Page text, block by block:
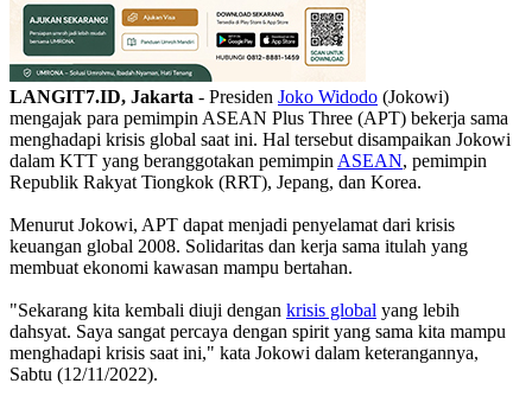
LANGIT7.ID, Jakarta - Presiden Joko Widodo (Jokowi)
mengajak para pemimpin ASEAN Plus Three (APT) bekerja sama
menghadapi krisis global saat ini. Hal tersebut disampaikan Jokowi
dalam KTT yang beranggotakan pemimpin ASEAN, pemimpin
Republik Rakyat Tiongkok (RRT), Jepang, dan Korea.
Menurut Jokowi, APT dapat menjadi penyelamat dari krisis
keuangan global 2008. Solidaritas dan kerja sama itulah yang
membuat ekonomi kawasan mampu bertahan.
"Sekarang kita kembali diuji dengan krisis global yang lebih
dahsyat. Saya sangat percaya dengan spirit yang sama kita mampu
menghadapi krisis saat ini," kata Jokowi dalam keterangannya,
Sabtu (12/11/2022).